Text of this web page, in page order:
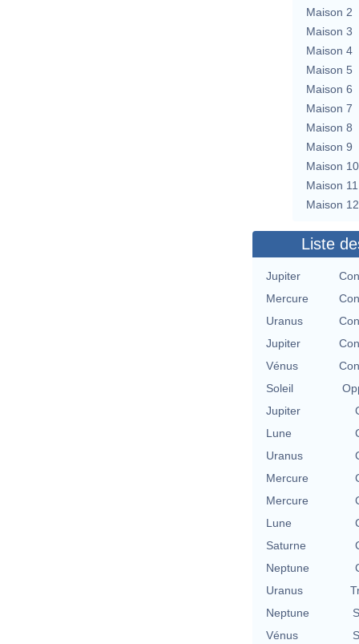
Maison 2
Maison 3
Maison 4
Maison 5
Maison 6
Maison 7
Maison 8
Maison 9
Maison 10
Maison 11
Maison 12
Liste
Jupiter
Mercure
Uranus
Jupiter
Vénus
Soleil
Jupiter
Lune
Uranus
Mercure
Mercure
Lune
Saturne
Neptune
Uranus
Neptune
Vénus